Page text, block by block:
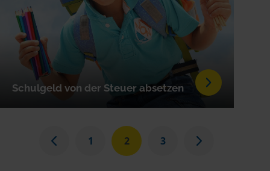
Schulgeld von der Steuer absetzen
1 2 3